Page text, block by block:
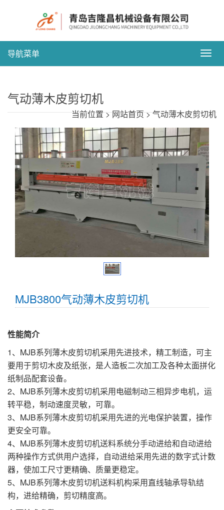
导航菜单
气动薄木皮剪切机
当前位置 > 网站首页 > 气动薄木皮剪切机
MJB3800气动薄木皮剪切机
性能简介
1、MJB系列薄木皮剪切机采用先进技术，精工制造，可主
要用于剪切木皮及纸张，是人造板二次加工及各种太面拼化
纸制品配套设备。
2、MJB系列薄木皮剪切机采用电磁制动三相异步电机，运
转平稳，制动速度灵敏，可靠。
3、MJB系列薄木皮剪切机采用先进的光电保护装置，操作
更安全可靠。
4、MJB系列薄木皮剪切机送料系统分手动进给和自动进给
两种操作方式供用户选择，自动进给采用先进的数字式计数
器，使加工尺寸更精确、质量更稳定。
5、MJB系列薄木皮剪切机送料机构采用直线轴承导轨结
构，进给精确，剪切精度高。